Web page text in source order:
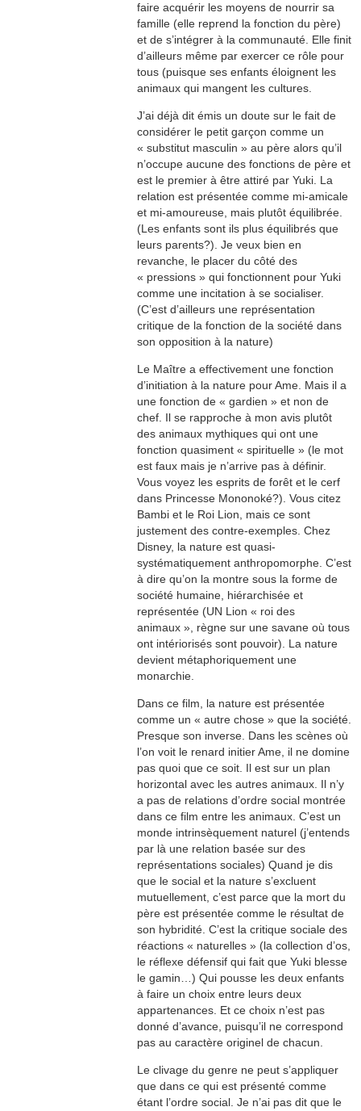
faire acquérir les moyens de nourrir sa
famille (elle reprend la fonction du père)
et de s’intégrer à la communauté. Elle finit
d’ailleurs même par exercer ce rôle pour
tous (puisque ses enfants éloignent les
animaux qui mangent les cultures.
J’ai déjà dit émis un doute sur le fait de
considérer le petit garçon comme un
« substitut masculin » au père alors qu’il
n’occupe aucune des fonctions de père et
est le premier à être attiré par Yuki. La
relation est présentée comme mi-amicale
et mi-amoureuse, mais plutôt équilibrée.
(Les enfants sont ils plus équilibrés que
leurs parents?). Je veux bien en
revanche, le placer du côté des
« pressions » qui fonctionnent pour Yuki
comme une incitation à se socialiser.
(C’est d’ailleurs une représentation
critique de la fonction de la société dans
son opposition à la nature)
Le Maître a effectivement une fonction
d’initiation à la nature pour Ame. Mais il a
une fonction de « gardien » et non de
chef. Il se rapproche à mon avis plutôt
des animaux mythiques qui ont une
fonction quasiment « spirituelle » (le mot
est faux mais je n’arrive pas à définir.
Vous voyez les esprits de forêt et le cerf
dans Princesse Mononoké?). Vous citez
Bambi et le Roi Lion, mais ce sont
justement des contre-exemples. Chez
Disney, la nature est quasi-
systématiquement anthropomorphe. C’est
à dire qu’on la montre sous la forme de
société humaine, hiérarchisée et
représentée (UN Lion « roi des
animaux », règne sur une savane où tous
ont intériorisés sont pouvoir). La nature
devient métaphoriquement une
monarchie.
Dans ce film, la nature est présentée
comme un « autre chose » que la société.
Presque son inverse. Dans les scènes où
l’on voit le renard initier Ame, il ne domine
pas quoi que ce soit. Il est sur un plan
horizontal avec les autres animaux. Il n’y
a pas de relations d’ordre social montrée
dans ce film entre les animaux. C’est un
monde intrinsèquement naturel (j’entends
par là une relation basée sur des
représentations sociales) Quand je dis
que le social et la nature s’excluent
mutuellement, c’est parce que la mort du
père est présentée comme le résultat de
son hybridité. C’est la critique sociale des
réactions « naturelles » (la collection d’os,
le réflexe défensif qui fait que Yuki blesse
le gamin…) Qui pousse les deux enfants
à faire un choix entre leurs deux
appartenances. Et ce choix n’est pas
donné d’avance, puisqu’il ne correspond
pas au caractère originel de chacun.
Le clivage du genre ne peut s’appliquer
que dans ce qui est présenté comme
étant l’ordre social. Je n’ai pas dit que le